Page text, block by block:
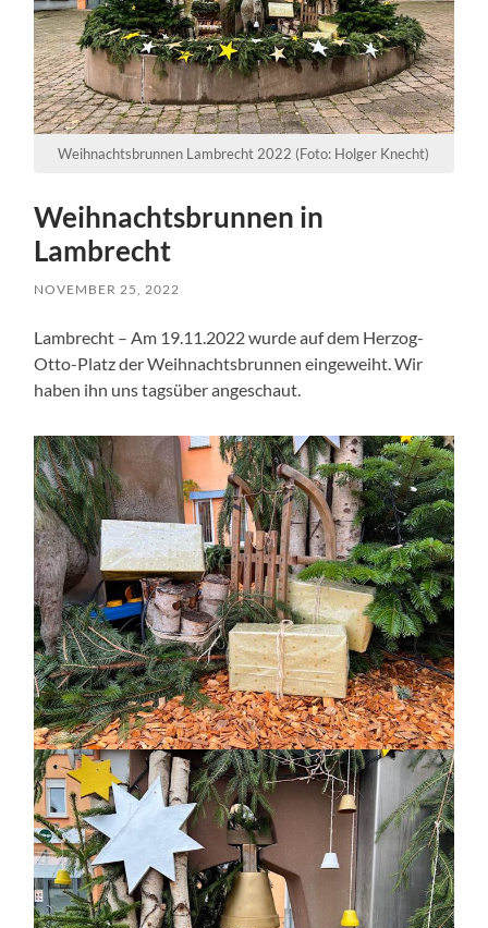
Weihnachtsbrunnen Lambrecht 2022 (Foto: Holger Knecht)
Weihnachtsbrunnen in
Lambrecht
NOVEMBER 25, 2022
Lambrecht – Am 19.11.2022 wurde auf dem Herzog-
Otto-Platz der Weihnachtsbrunnen eingeweiht. Wir
haben ihn uns tagsüber angeschaut.